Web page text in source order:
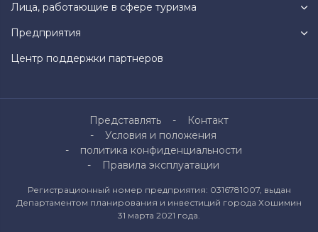
Лица, работающие в сфере туризма
Предприятия
Центр поддержки партнеров
Представлять
Контакт
Условия и положения
политика конфиденциальности
Правила эксплуатации
Регистрационный номер предприятия: 0316781007, выдан
Департаментом планирования и инвестиций города Хошимин
31 марта 2021 года.